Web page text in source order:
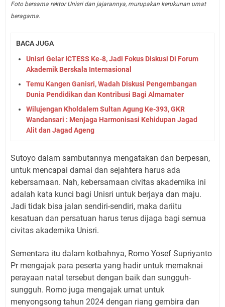
Foto bersama rektor Unisri dan jajarannya, murupakan kerukunan umat
beragama.
BACA JUGA
Unisri Gelar ICTESS Ke-8, Jadi Fokus Diskusi Di Forum
Akademik Berskala Internasional
Temu Kangen Ganisri, Wadah Diskusi Pengembangan
Dunia Pendidikan dan Kontribusi Bagi Almamater
Wilujengan Kholdalem Sultan Agung Ke-393, GKR
Wandansari : Menjaga Harmonisasi Kehidupan Jagad
Alit dan Jagad Ageng
Sutoyo dalam sambutannya mengatakan dan berpesan,
untuk mencapai damai dan sejahtera harus ada
kebersamaan. Nah, kebersamaan civitas akademika ini
adalah kata kunci bagi Unisri untuk berjaya dan maju.
Jadi tidak bisa jalan sendiri-sendiri, maka dariitu
kesatuan dan persatuan harus terus dijaga bagi semua
civitas akademika Unisri.
Sementara itu dalam kotbahnya, Romo Yosef Supriyanto
Pr mengajak para peserta yang hadir untuk memaknai
perayaan natal tersebut dengan baik dan sungguh-
sungguh. Romo juga mengajak umat untuk
menyongsong tahun 2024 dengan riang gembira dan